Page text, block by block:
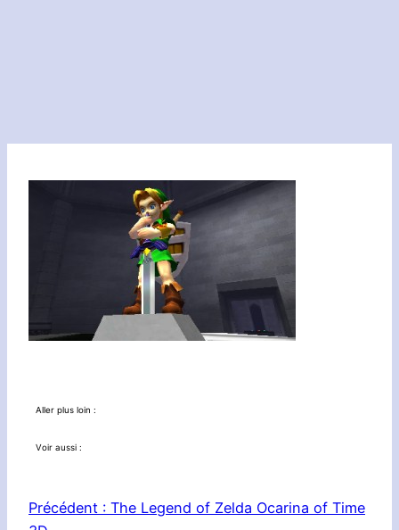
Aller plus loin :
Voir aussi :
Précédent : The Legend of Zelda Ocarina of Time